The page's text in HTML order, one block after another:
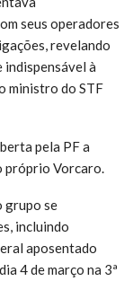
seus operadores
revelando
à
ministro do STF
pela PF a
próprio Vorcaro.
grupo se
incluindo
aposentado
4 de março na 3ª